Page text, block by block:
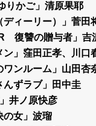
りかご」清原果耶
ディーリー）」菅田
復讐の贈与者」吉
ン」窪田正孝、川口
ワンルーム」山田杏
んずラブ」田中圭
井ノ原快彦
の女」波瑠